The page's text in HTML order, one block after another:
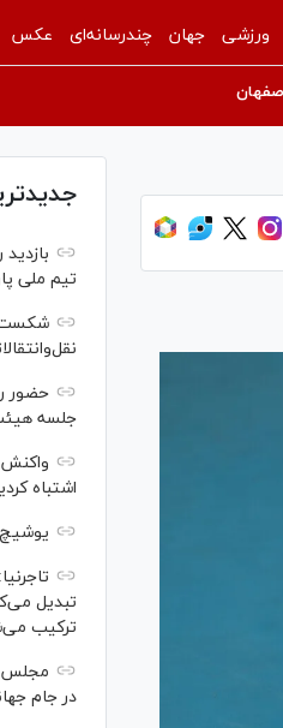
ورزشی جهان چندرسانه‌ای عکس
تیم ملی
شکست
حضور
جلسه
واکنش
اشتباه
یوشیچ
ترکیب
مجلس
در جام